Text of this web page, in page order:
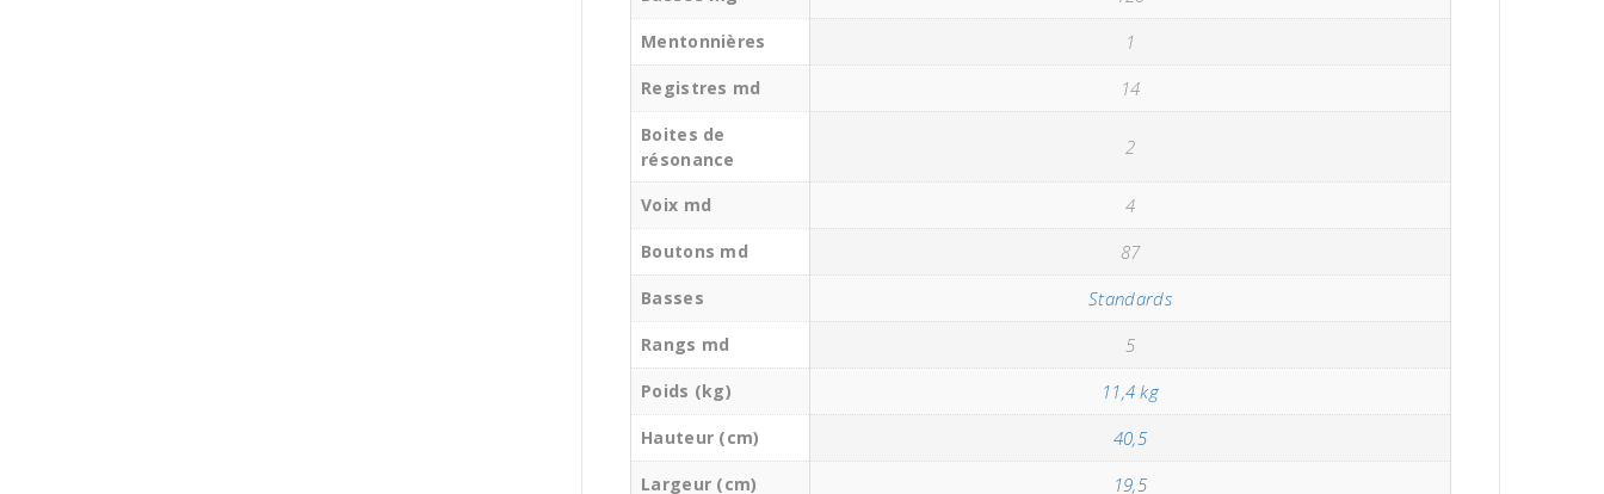
Mentonnières 1
Registres md 14
Boites de
résonance
2
Voix md 4
Boutons md 87
Basses Standards
Rangs md 5
Poids (kg) 11,4 kg
Hauteur (cm) 40,5
Largeur (cm) 19,5